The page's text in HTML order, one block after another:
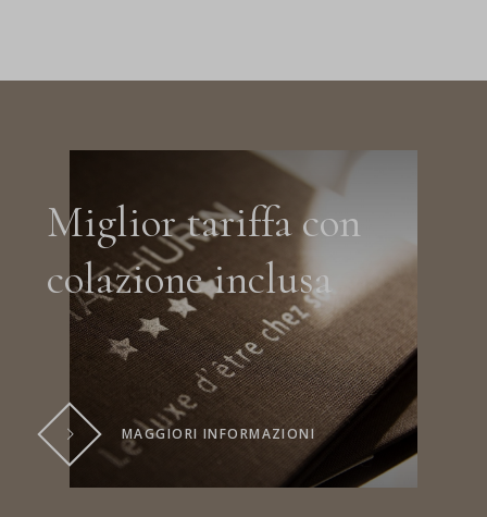
Miglior tariffa con
colazione inclusa
MAGGIORI INFORMAZIONI